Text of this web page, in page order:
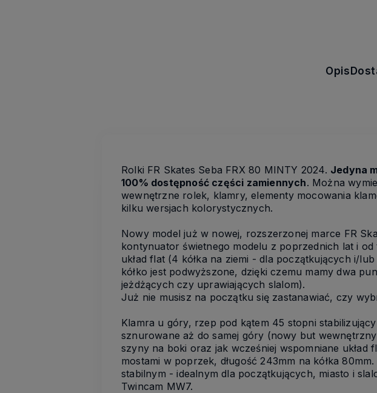
Opis
Rolki FR Skates Seba FRX 80 MINTY 2024. Jedyna
100% dostępność części zamiennych. Można
wewnętrzne rolek, klamry, elementy mocowania
kilku wersjach kolorystycznych.
Nowy model już w nowej, rozszerzonej marce FR
kontynuator świetnego modelu z poprzednich lat i
układ flat (4 kółka na ziemi - dla początkujących i/
kółko jest podwyższone, dzięki czemu mamy dwa
jeżdżących czy uprawiających slalom).
Już nie musisz na początku się zastanawiać, czy
Klamra u góry, rzep pod kątem 45 stopni
sznurowane aż do samej góry (nowy but
szyny na boki oraz jak wcześniej wspomniane
mostami w poprzek, długość 243mm na kółka
stabilnym - idealnym dla początkujących, miasto i
Twincam MW7.